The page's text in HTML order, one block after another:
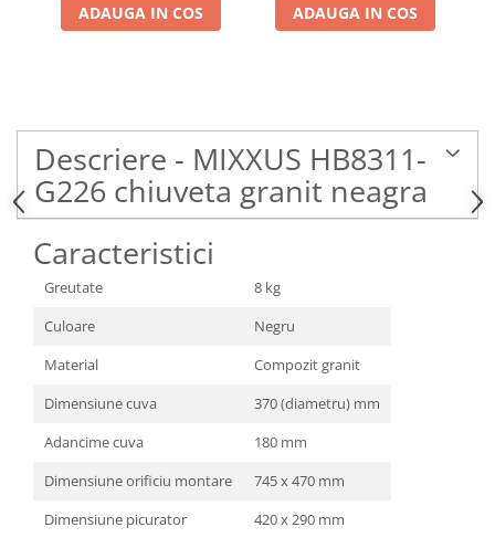
ADAUGA IN COS ADAUGA IN COS
Descriere - MIXXUS HB8311-
G226 chiuveta granit neagra
Caracteristici
Greutate
8 kg
Culoare
Negru
Material
Compozit granit
Dimensiune cuva
370 (diametru) mm
Adancime cuva
180 mm
Dimensiune orificiu montare
745 x 470 mm
Dimensiune picurator
420 x 290 mm